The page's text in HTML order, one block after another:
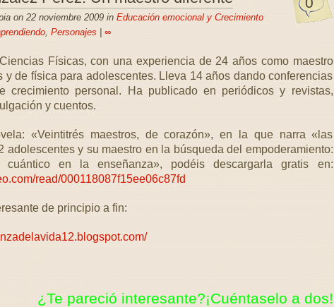
on 22 noviembre 2009 in Educación emocional y Crecimiento
, Personajes ∞
Físicas, con una experiencia de 24 años como maestro
y de física para adolescentes. Lleva 14 años dando conferencias
crecimiento personal. Ha publicado en periódicos y revistas,
y cuentos.
«Veintitrés maestros, de corazón», en la que narra «las
adolescentes y su maestro en la búsqueda del empoderamiento:
en la enseñanza», podéis descargarla gratis en:
read/000118087f15ee06c87fd
de principio a fin:
¿Te pareció interesante?¡Cuéntaselo a dos!